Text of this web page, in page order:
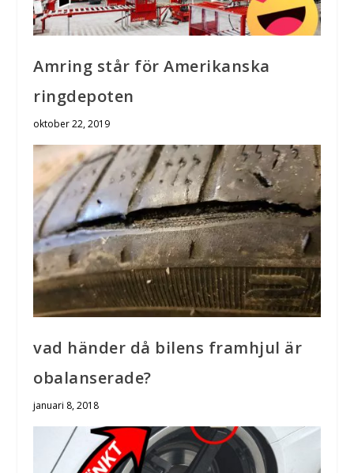
Amring står för Amerikanska
ringdepoten
oktober 22, 2019
vad händer då bilens framhjul är
obalanserade?
januari 8, 2018